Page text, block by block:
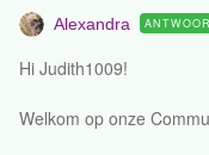
Alexandra
Hi Judith1009!
Welkom op onze